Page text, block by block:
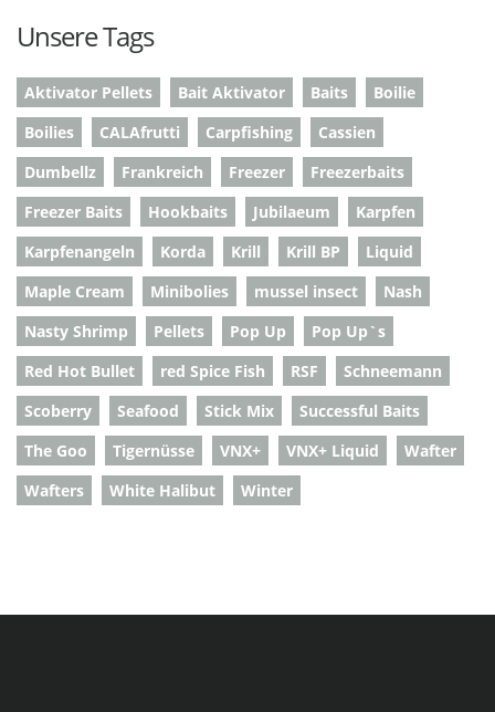
Unsere Tags
Aktivator Pellets Bait Aktivator Baits
Boilie
Boilies
CALAfrutti Carpfishing
Cassien
Dumbellz
Frankreich Freezer
Freezerbaits
Freezer Baits
Hookbaits Jubilaeum
Karpfen
Karpfenangeln
Korda Krill Krill BP
Liquid
Maple Cream
Minibolies mussel insect
Nash
Nasty Shrimp
Pellets Pop Up
Pop Up`s
Red Hot Bullet
red Spice Fish RSF
Schneemann
Scoberry
Seafood Stick Mix
Successful Baits
The Goo
Tigernüsse VNX+ VNX+ Liquid
Wafter
Wafters
White Halibut Winter